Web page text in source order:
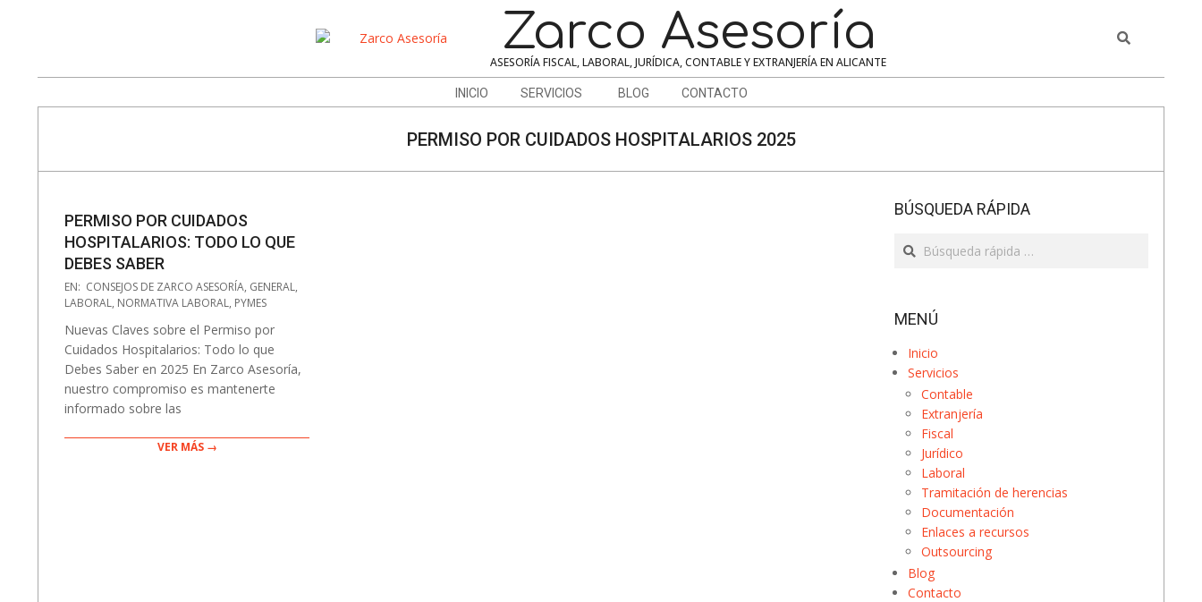
Zarco Asesoría
ASESORÍA FISCAL, LABORAL, JURÍDICA, CONTABLE Y EXTRANJERÍA EN ALICANTE
Search
Menu
INICIO SERVICIOS BLOG CONTACTO
PERMISO POR CUIDADOS HOSPITALARIOS 2025
PERMISO POR CUIDADOS
HOSPITALARIOS: TODO LO QUE
DEBES SABER
2025-
06-
25
EN: CONSEJOS DE ZARCO ASESORÍA, GENERAL,
LABORAL, NORMATIVA LABORAL, PYMES
Nuevas Claves sobre el Permiso por
Cuidados Hospitalarios: Todo lo que
Debes Saber en 2025 En Zarco Asesoría,
nuestro compromiso es mantenerte
informado sobre las
VER MÁS →
BÚSQUEDA RÁPIDA
Search
MENÚ
Inicio
Servicios
Contable
Extranjería
Fiscal
Jurídico
Laboral
Tramitación de herencias
Documentación
Enlaces a recursos
Outsourcing
Blog
Contacto